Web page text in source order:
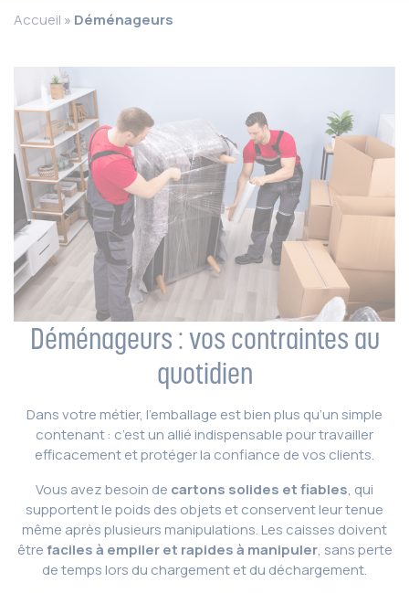
Accueil » Déménageurs
Déménageurs : vos contraintes au
quotidien
Dans votre métier, l’emballage est bien plus qu’un simple
contenant : c’est un allié indispensable pour travailler
efficacement et protéger la confiance de vos clients.
Vous avez besoin de cartons solides et fiables, qui
supportent le poids des objets et conservent leur tenue
même après plusieurs manipulations. Les caisses doivent
êtrefaciles à empiler et rapides à manipuler, sans perte
de temps lors du chargement et du déchargement.